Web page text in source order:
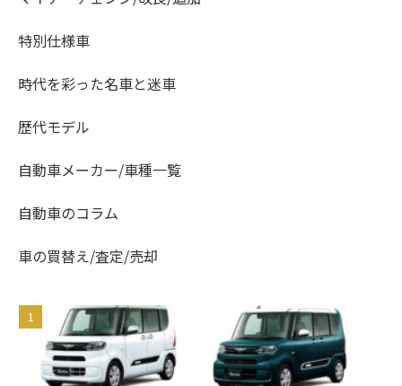
特別仕様車
時代を彩った名車と迷車
歴代モデル
自動車メーカー/車種一覧
自動車のコラム
車の買替え/査定/売却